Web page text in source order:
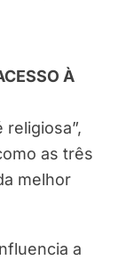
À
as três
melhor
a